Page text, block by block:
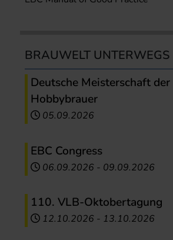
BRAUWELT UNTERWEGS
Deutsche Meisterschaft der
Hobbybrauer
05.09.2026
EBC Congress
06.09.2026 - 09.09.2026
110. VLB-Oktobertagung
12.10.2026 - 13.10.2026